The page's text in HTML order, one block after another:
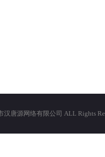
汉唐源网络有限公司 ALL Rights